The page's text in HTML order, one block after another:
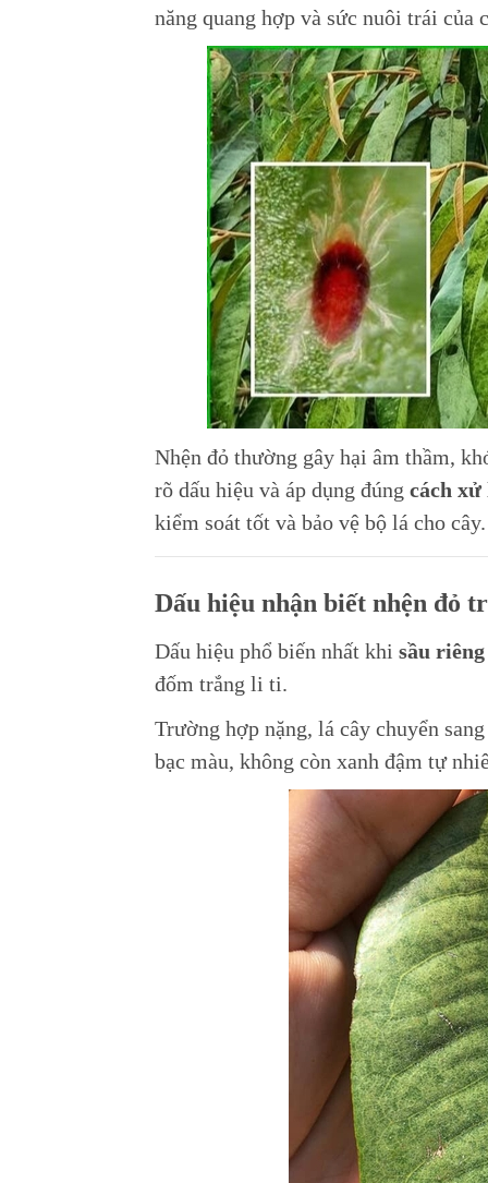
năng quang hợp và sức nuôi trái của
Nhện đỏ thường gây hại âm thầm,
rõ dấu hiệu và áp dụng đúng cách xử
kiểm soát tốt và bảo vệ bộ lá cho cây.
Dấu hiệu nhận biết nhện đỏ
Dấu hiệu phổ biến nhất khi sầu
đốm trắng li ti.
Trường hợp nặng, lá cây chuyển
bạc màu, không còn xanh đậm tự